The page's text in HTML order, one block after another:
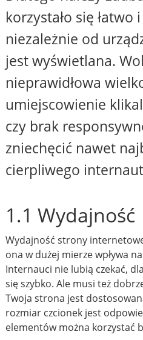
korzystało się łatwo
niezależnie od
jest wyświetlana.
nieprawidłowa
umiejscowienie
czy brak
zniechęcić nawet
cierpliwego
1.1 Wydajność
Wydajność strony
ona w dużej mierze wpływa
Internauci nie lubią czekać,
się szybko. Ale musi też
Twoja strona jest
rozmiar czcionek jest
elementów można korzystać